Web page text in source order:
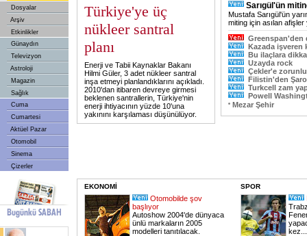
Dosyalar
Arşiv
Etkinlikler
Günaydın
Televizyon
Astroloji
Magazin
Sağlık
Cuma
Cumartesi
Aktüel Pazar
Otomobil
Sinema
Çizerler
Türkiye'ye üç
nükleer santral
planı
Enerji ve Tabii Kaynaklar Bakanı
Hilmi Güler, 3 adet nükleer santral
inşa etmeyi planlandıklarını açıkladı.
2010'dan itibaren devreye girmesi
beklenen santrallerin, Türkiye'nin
enerji ihtiyacının yüzde 10'una
yakınını karşılaması düşünülüyor.
Sarıgül'ün
Mustafa Sarıgül'ün
miting için asılan afişler
Greenspan'den
Kazada işveren
Bu ilaçlara
Uzayda rock
Çekler'e
Filistin'den
Turkcell zam
Powell
Mezar Şehir
EKONOMİ
Otomobilde şov
başlıyor
Autoshow 2004'de dünyaca
ünlü markaların 2005
modelleri tanıtılacak.
SPOR
kez